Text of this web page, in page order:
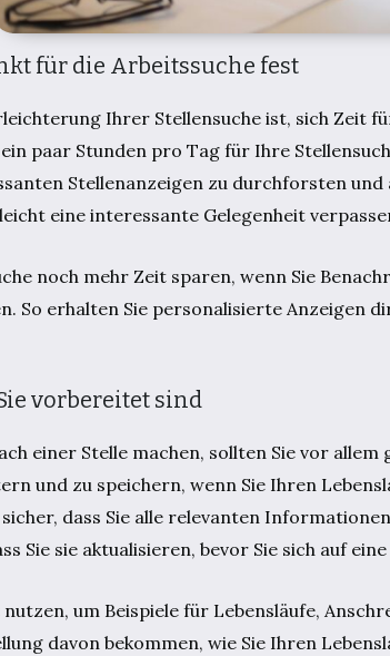
für die Arbeitssuche fest
Ihrer Stellensuche ist, sich Zeit
paar Stunden pro Tag für Ihre
Stellenanzeigen zu durchforsten
eine interessante Gelegenheit
noch mehr Zeit sparen, wenn Sie
So erhalten Sie personalisierte Anzeigen
vorbereitet sind
einer Stelle machen, sollten Sie vor
und zu speichern, wenn Sie Ihren
dass Sie alle relevanten
Sie sie aktualisieren, bevor Sie sich auf
um Beispiele für Lebensläufe,
davon bekommen, wie Sie Ihren